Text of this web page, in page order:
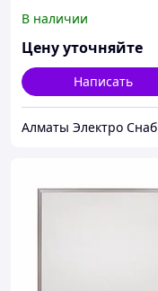
В наличии
Цену уточняйте
Написать
Алматы Электро Снаб